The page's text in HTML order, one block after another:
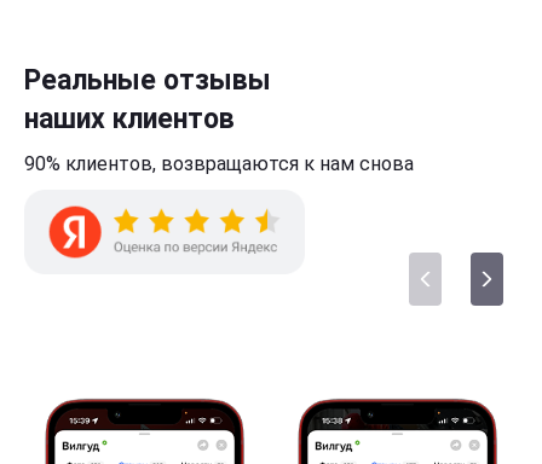
Реальные отзывы
наших клиентов
90% клиентов, возвращаются к нам снова